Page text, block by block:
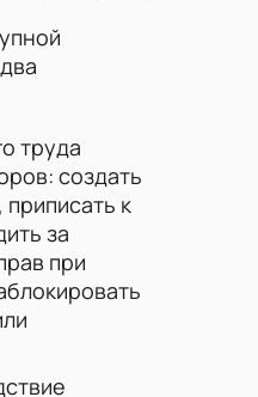
труда
создать
к
за
при